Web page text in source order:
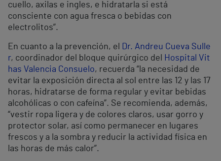
cuello, axilas e ingles, e hidratarla si está
consciente con agua fresca o bebidas con
electrolitos”.
En cuanto a la prevención, el
Dr. Andreu Cueva Sulle
r, coordinador del bloque quirúrgico del
Hospital Vit
has Valencia Consuelo, recuerda “la necesidad de
evitar la exposición directa al sol entre las 12 y las 17
horas, hidratarse de forma regular y evitar bebidas
alcohólicas o con cafeína”. Se recomienda, además,
“vestir ropa ligera y de colores claros, usar gorro y
protector solar, así como permanecer en lugares
frescos y a la sombra y reducir la actividad física en
las horas de más calor”.